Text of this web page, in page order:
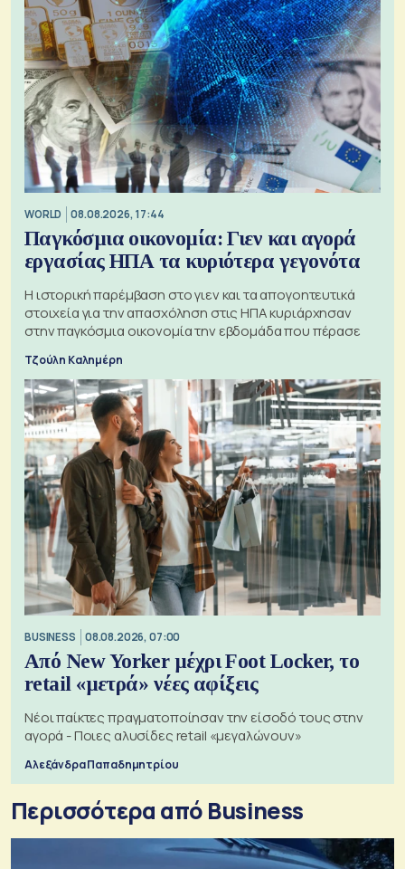
WORLD 08.08.2026, 17:44
Παγκόσμια οικονομία: Γιεν και αγορά
εργασίας ΗΠΑ τα κυριότερα γεγονότα
Η ιστορική παρέμβαση στο γιεν και τα απογοητευτικά
στοιχεία για την απασχόληση στις ΗΠΑ κυριάρχησαν
στην παγκόσμια οικονομία την εβδομάδα που πέρασε
Τζούλη Καλημέρη
BUSINESS 08.08.2026, 07:00
Από New Yorker μέχρι Foot Locker, το
retail «μετρά» νέες αφίξεις
Νέοι παίκτες πραγματοποίησαν την είσοδό τους στην
αγορά - Ποιες αλυσίδες retail «μεγαλώνουν»
Αλεξάνδρα Παπαδημητρίου
Περισσότερα από Business